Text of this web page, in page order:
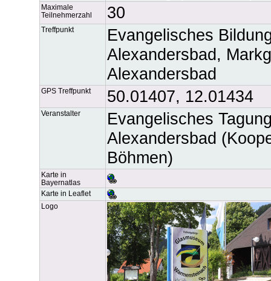
Maximale
Teilnehmerzahl
30
Treffpunkt
Evangelisches
Alexandersbad,
Alexandersbad
GPS Treffpunkt 50.01407, 12.01434
Veranstalter
Evangelisches
Alexandersbad
Böhmen)
Karte in
Bayernatlas
Karte in Leaflet
Logo